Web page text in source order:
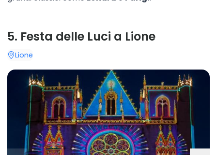
5. Festa delle Luci a Lione
Lione